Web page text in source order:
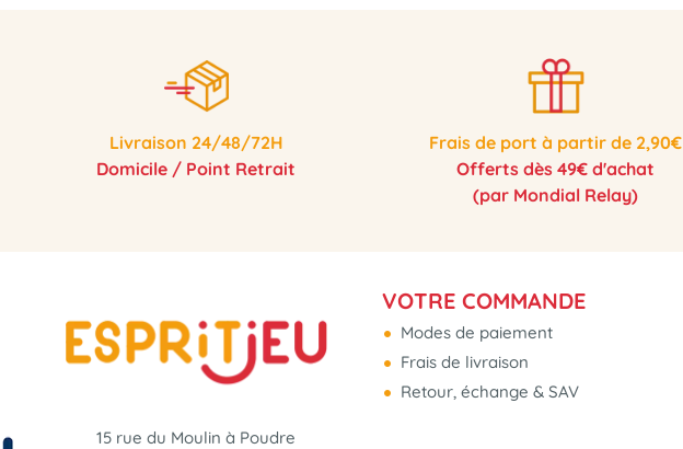
Livraison 24/48/72H
Domicile / Point Retrait
Frais de port à partir de 2,90€
Offerts dès 49€ d'achat
(par Mondial Relay)
15 rue du Moulin à Poudre
VOTRE COMMANDE
Modes de paiement
Frais de livraison
Retour, échange & SAV